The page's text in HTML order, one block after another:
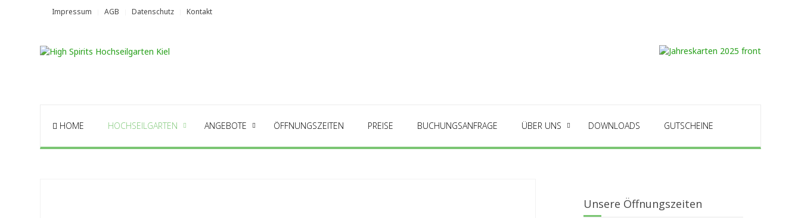
Impressum AGB Datenschutz Kontakt
HOME HOCHSEILGARTEN ANGEBOTE ÖFFNUNGSZEITEN PREISE BUCHUNGSANFRAGE ÜBER UNS DOWNLOADS GUTSCHEINE
Unsere Öffnungszeiten